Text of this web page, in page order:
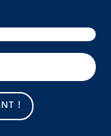
!